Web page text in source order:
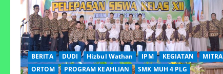
BERITA DUDI Hizbul Wathan IPM KEGIATAN
MITRA
ORTOM
PROGRAM KEAHLIAN
SMK MUH 4 PLG